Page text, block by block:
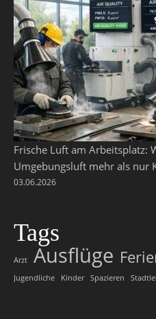
Frische Luft am Arbeitsplatz:
Umgebungsluft mehr als nur
03.06.2026
Tags
Arzt Ausflüge
Jugendliche
Kinder Spazieren